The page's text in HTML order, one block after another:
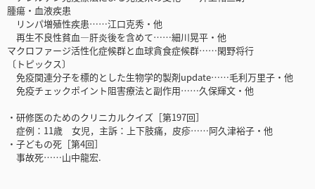
腫瘍・血液疾患
リンパ増殖性疾患……江口克秀・他
再生不良性貧血―肝炎後を含めて……細川晃平・他
マクロファージ活性化症候群と血球貪食症候群……閑野将行
〔トピックス〕
免疫関連分子を標的とした生物学的製剤update……毛利万里子・他
免疫チェックポイント阻害療法と副作用……久保輝文・他
・研修医のためのクリニカルクイズ［第197回］
症例：11歳 女児，主訴：上下肢痛，皮疹……阿久津裕子・他
・子どもの死［第4回］
事故死……山中龍宏.